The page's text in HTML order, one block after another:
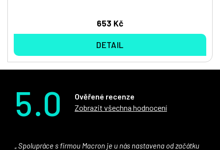
653 Kč
DETAIL
5.0
Ověřené recenze
Zobrazit všechna hodnocení